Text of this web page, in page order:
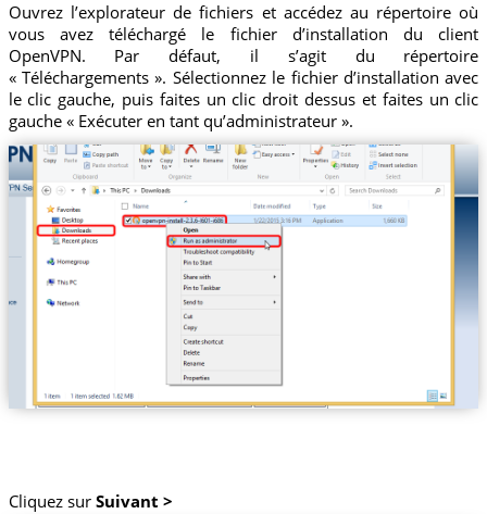
Ouvrez l’explorateur de fichiers et accédez au répertoire où
vous avez téléchargé le fichier d’installation du client
OpenVPN. Par défaut, il s’agit du répertoire
« Téléchargements ». Sélectionnez le fichier d’installation avec
le clic gauche, puis faites un clic droit dessus et faites un clic
gauche « Exécuter en tant qu’administrateur ».
Cliquez sur Suivant >